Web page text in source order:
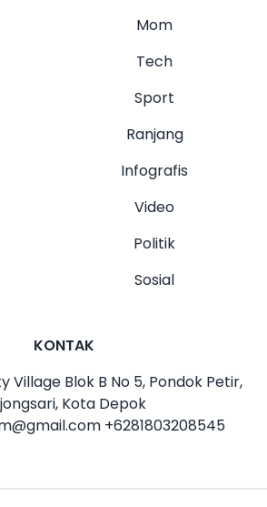
Mom
Tech
Sport
Ranjang
Infografis
Video
Politik
Sosial
KONTAK
Village Blok B No 5, Pondok Petir,
Kota Depok
+6281803208545